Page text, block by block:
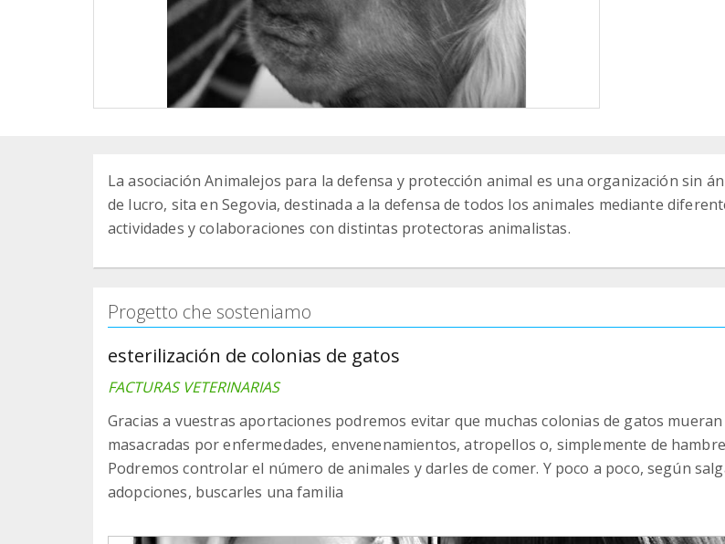
La asociación Animalejos para la defensa y protección animal es una organización sin
de lucro, sita en Segovia, destinada a la defensa de todos los animales mediante
actividades y colaboraciones con distintas protectoras animalistas.
Progetto che sosteniamo
esterilización de colonias de gatos
FACTURAS VETERINARIAS
Gracias a vuestras aportaciones podremos evitar que muchas colonias de gatos mueran
masacradas por enfermedades, envenenamientos, atropellos o, simplemente de
Podremos controlar el número de animales y darles de comer. Y poco a poco, según
adopciones, buscarles una familia